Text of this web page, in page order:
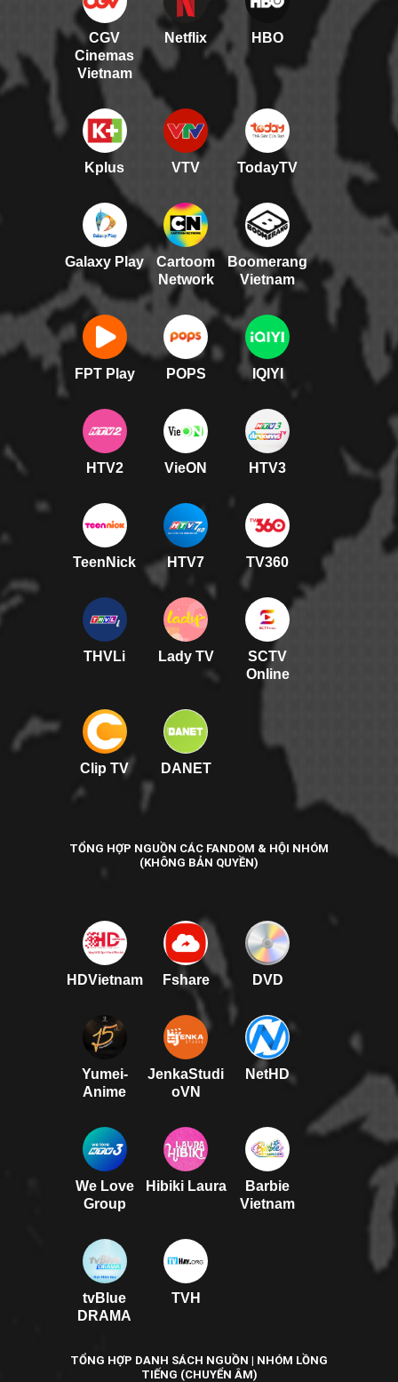
CGV
Cinemas
Vietnam
Netflix HBO
Kplus VTV TodayTV
Galaxy Play
Cartoom
Network
Boomerang
Vietnam
FPT Play POPS IQIYI
HTV2 VieON HTV3
TeenNick HTV7 TV360
THVLi Lady TV
SCTV
Online
Clip TV DANET
TỔNG HỢP NGUỒN CÁC FANDOM & HỘI NHÓM
(KHÔNG BẢN QUYỀN)
HDVietnam Fshare DVD
Yumei-
Anime
JenkaStudi
oVN
NetHD
We Love
Group
Hibiki Laura
Barbie
Vietnam
tvBlue
DRAMA
TVH
TỔNG HỢP DANH SÁCH NGUỒN | NHÓM LỒNG
TIẾNG (CHUYỂN ÂM)